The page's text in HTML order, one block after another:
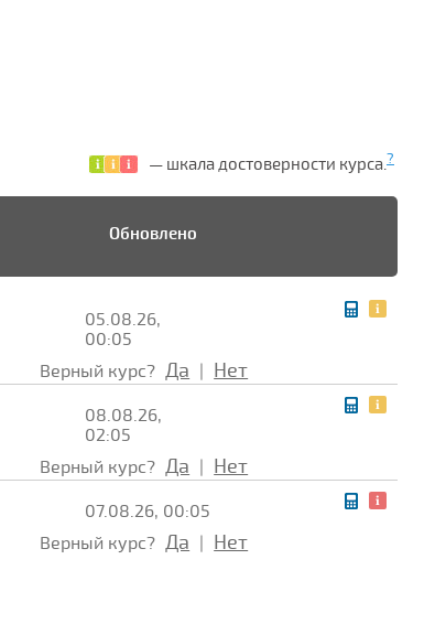
— шкала достоверности курса.?
Обновлено
05.08.26,
00:05
Верный курс? Да Нет
08.08.26,
02:05
Верный курс? Да Нет
07.08.26, 00:05
Верный курс? Да Нет